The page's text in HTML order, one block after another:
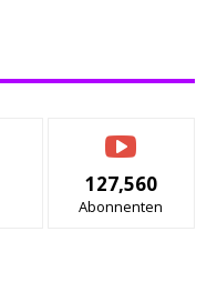
127,560
Abonnenten